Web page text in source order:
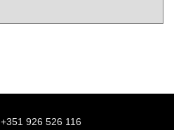
+351 926 526 116